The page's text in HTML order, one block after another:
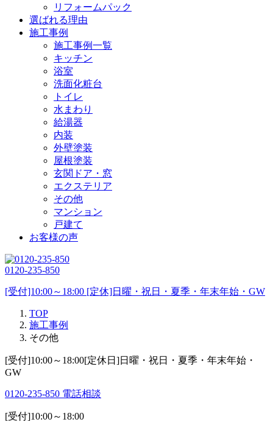
リフォームパック
選ばれる理由
施工事例
施工事例一覧
キッチン
浴室
洗面化粧台
トイレ
水まわり
給湯器
内装
外壁塗装
屋根塗装
玄関ドア・窓
エクステリア
その他
マンション
戸建て
お客様の声
0120-235-850
[受付]10:00～18:00 [定休]日曜・祝日・夏季・年末年始・GW
TOP
施工事例
その他
[受付]10:00～18:00[定休日]日曜・祝日・夏季・年末年始・
GW
0120-235-850 電話相談
[受付]10:00～18:00